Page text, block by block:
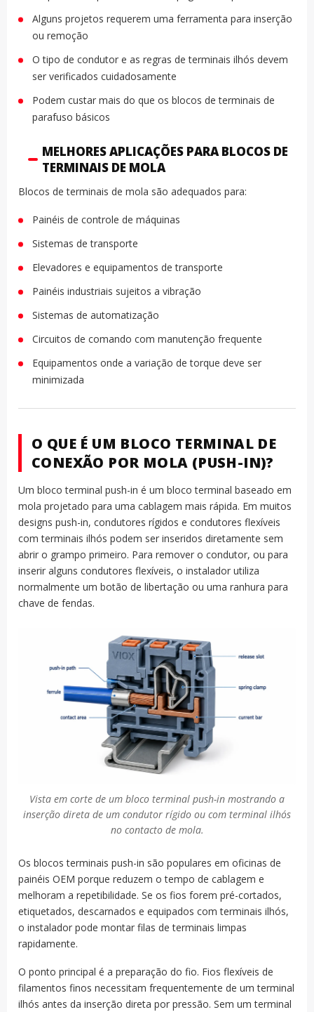
Alguns projetos requerem uma ferramenta para inserção
ou remoção
O tipo de condutor e as regras de terminais ilhós devem
ser verificados cuidadosamente
Podem custar mais do que os blocos de terminais de
parafuso básicos
MELHORES APLICAÇÕES PARA BLOCOS DE
TERMINAIS DE MOLA
Blocos de terminais de mola são adequados para:
Painéis de controle de máquinas
Sistemas de transporte
Elevadores e equipamentos de transporte
Painéis industriais sujeitos a vibração
Sistemas de automatização
Circuitos de comando com manutenção frequente
Equipamentos onde a variação de torque deve ser
minimizada
O QUE É UM BLOCO TERMINAL DE
CONEXÃO POR MOLA (PUSH-IN)?
Um bloco terminal push-in é um bloco terminal baseado em
mola projetado para uma cablagem mais rápida. Em muitos
designs push-in, condutores rígidos e condutores flexíveis
com terminais ilhós podem ser inseridos diretamente sem
abrir o grampo primeiro. Para remover o condutor, ou para
inserir alguns condutores flexíveis, o instalador utiliza
normalmente um botão de libertação ou uma ranhura para
chave de fendas.
Vista em corte de um bloco terminal push-in mostrando a
inserção direta de um condutor rígido ou com terminal ilhós
no contacto de mola.
Os blocos terminais push-in são populares em oficinas de
painéis OEM porque reduzem o tempo de cablagem e
melhoram a repetibilidade. Se os fios forem pré-cortados,
etiquetados, descarnados e equipados com terminais ilhós,
o instalador pode montar filas de terminais limpas
rapidamente.
O ponto principal é a preparação do fio. Fios flexíveis de
filamentos finos necessitam frequentemente de um terminal
ilhós antes da inserção direta por pressão. Sem um terminal